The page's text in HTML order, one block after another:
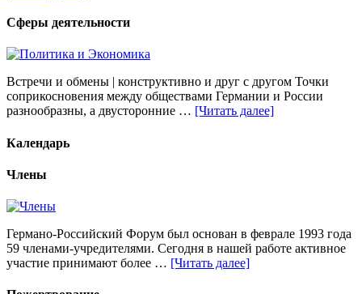
Сферы деятельности
Встречи и обмены | конструктивно и друг с другом Точки
соприкосновения между обществами Германии и России
разнообразны, а двусторонние … [Читать далее]
Календарь
Члены
Германо-Российский Форум был основан в феврале 1993 года
59 членами-учредителями. Сегодня в нашей работе активное
участие принимают более … [Читать далее]